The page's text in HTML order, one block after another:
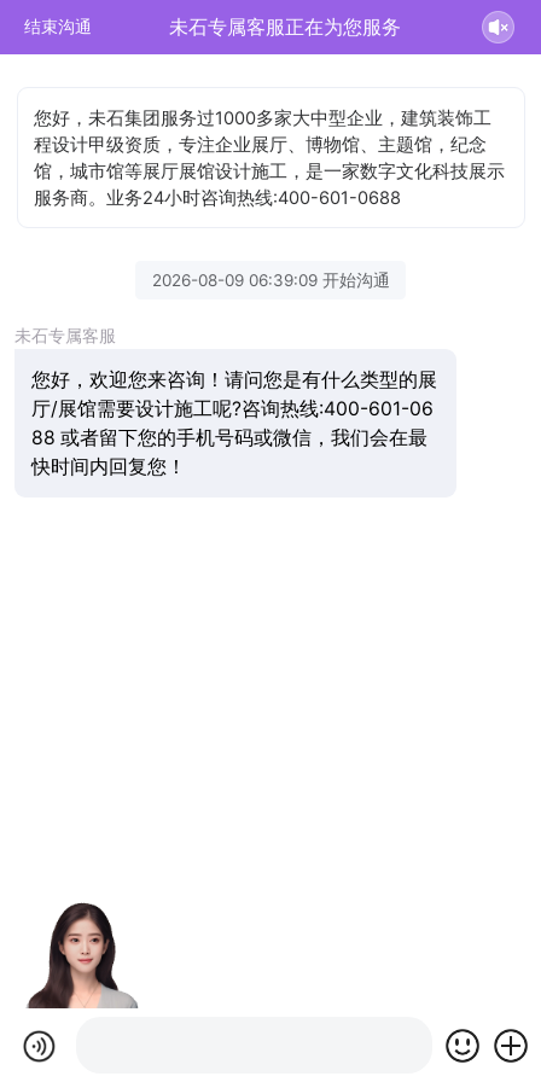
结束沟通 未石专属客服正在为您服务
您好，未石集团服务过1000多家大中型企业，建筑装饰工
程设计甲级资质，专注企业展厅、博物馆、主题馆，纪念
馆，城市馆等展厅展馆设计施工，是一家数字文化科技展示
服务商。业务24小时咨询热线:400-601-0688
2026-08-09 06:39:09 开始沟通
未石专属客服
您好，欢迎您来咨询！请问您是有什么类型的展
厅/展馆需要设计施工呢?咨询热线:400-601-06
88 或者留下您的手机号码或微信，我们会在最
快时间内回复您！